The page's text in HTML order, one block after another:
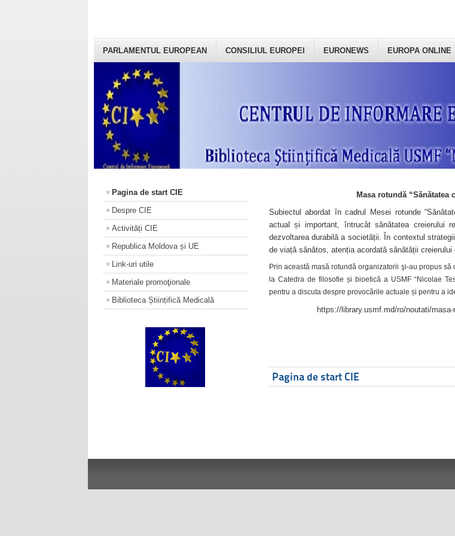
PARLAMENTUL EUROPEAN CONSILIUL EUROPEI EURONEWS EUROPA ONLINE
Pagina de start CIE
Despre CIE
Activități CIE
Republica Moldova și UE
Link-uri utile
Materiale promoţionale
Biblioteca Științifică Medicală
Masa rotundă
Subiectul abordat în cadrul Mesei rotunde
actual și important, întrucât sănătatea creierului
dezvoltarea durabilă a societății. În contextul
de viață sănătos, atenția acordată sănătății
Prin această masă rotundă organizatorii şi-au propus
la Catedra de filosofie și bioetică a USMF “Nicolae
pentru a discuta despre provocările actuale și pentru a
https://library.usmf.md/ro/noutati/
Pagina de start CIE